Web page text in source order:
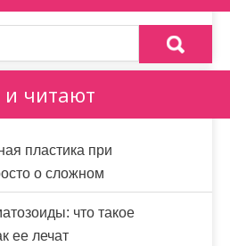
читают
пластика при
о сложном
что такое
ее лечат